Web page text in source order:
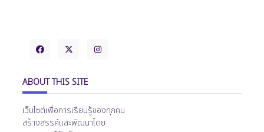
ABOUT THIS SITE
เว็บไซต์เพื่อการเรียนรู้ของทุกคน
สร้างสรรค์และพัฒนาโดย